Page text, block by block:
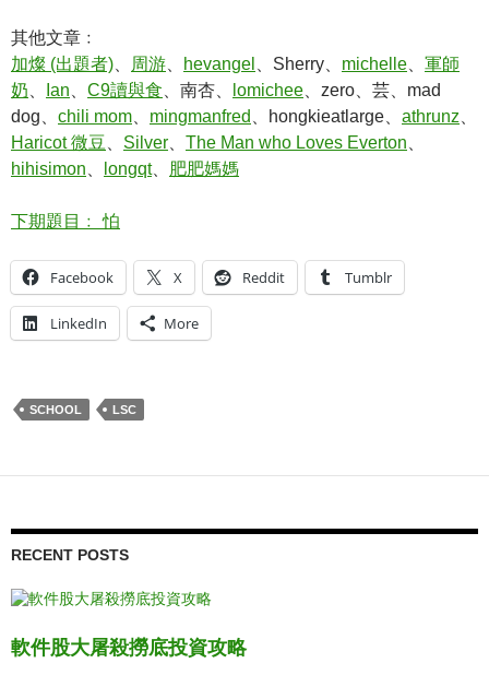
其他文章﹕
加燦 (出題者)
周游 hevangel 、Sherry、 michelle
軍師
奶
Ian C9讀與食 、南杏、 lomichee 、zero、芸、mad
dog、 chili mom mingmanfred 、hongkieatlarge、 athrunz
Haricot 微豆
Silver The Man who Loves Everton
hihisimon
longqt、 肥肥媽媽
下期題目﹕ 怕
Facebook X Reddit Tumblr
LinkedIn More
SCHOOL LSC
RECENT POSTS
軟件股大屠殺撈底投資攻略